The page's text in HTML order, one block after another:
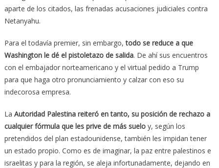
aparte de los citados, las frenadas acusaciones judiciales contra
Netanyahu.
Para el todavía premier, sin embargo, todo se reduce a que
Washington le dé el pistoletazo de salida. De ahí sus encuentros
con el embajador norteamericano y el virtual pedido a Trump
para que haga otro pronunciamiento y calzar con eso su
indecorosa empresa.
La Autoridad Palestina reiteró en tanto, su posición de rechazo a
cualquier fórmula que les prive de más sueloy, según los
pretendidos del plan estadounidense, también les impidan tener
un estado propio. Como es de imaginar, la paz entre palestinos e
israelitas y para la región, se aleja infortunadamente, dejando en